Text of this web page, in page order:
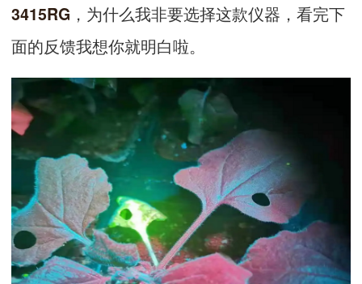
3415RG ，为什么我非要选择这款仪器，看完下
面的反馈我想你就明白啦。